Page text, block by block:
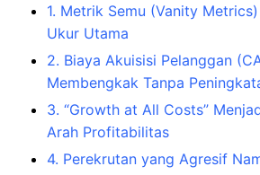
1. Metrik Semu (Vanity
Ukur Utama
2. Biaya Akuisisi Pelanggan
Membengkak Tanpa
3. “Growth at All Costs”
Arah Profitabilitas
4. Perekrutan yang Agresif